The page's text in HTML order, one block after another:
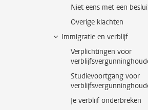
Niet eens met een
Overige klachten
Immigratie en verblijf
Verplichtingen voor
Studievoortgang voor
Je verblijf onderbreken